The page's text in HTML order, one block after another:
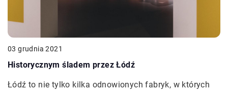
03 grudnia 2021
Historycznym śladem przez Łódź
Łódź to nie tylko kilka odnowionych fabryk, w których